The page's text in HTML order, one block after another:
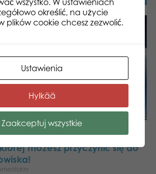
Ziemia zdobywasz
możesz przyczynić się do
określić, na użycie
plików cookie chcesz zezwolić.
Ustawienia
Hylkää
Zaakceptuj wszystkie